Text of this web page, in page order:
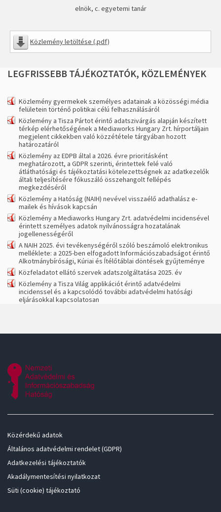
elnök, c. egyetemi tanár
Közlemény letöltése (.pdf)
LEGFRISSEBB TÁJÉKOZTATÓK, KÖZLEMÉNYEK
Közlemény gyermekek személyes adatainak a közösségi média
felületein történő politikai célú felhasználásáról
Közlemény a Tisza Pártot érintő adatszivárgás alapján készített
térkép elérhetőségének a Mediaworks Hungary Zrt. hírportáljain
megjelent cikkekben való közzététele tárgyában hozott
határozatáról
Közlemény az EDPB által a 2026. évre prioritásként
meghatározott, a GDPR szerinti, érintettek felé való
átláthatósági és tájékoztatási kötelezettségnek az adatkezelők
általi teljesítésére fókuszáló összehangolt fellépés
megkezdéséről
Közlemény a Hatóság (NAIH) nevével visszaélő adathalász e-
mailek és hívások kapcsán
Közlemény a Mediaworks Hungary Zrt. adatvédelmi incidensével
érintett személyes adatok nyilvánosságra hozatalának
jogellenességéről
A NAIH 2025. évi tevékenységéről szóló beszámoló elektronikus
melléklete: a 2025-ben elfogadott Információszabadságot érintő
Alkotmánybírósági, Kúriai és Ítélőtáblai döntések gyűjteménye
Közfeladatot ellátó szervek adatszolgáltatása 2025. év
Közlemény a Tisza Világ applikációt érintő adatvédelmi
incidenssel és a kapcsolódó további adatvédelmi hatósági
eljárásokkal kapcsolatosan
Közérdekű adatok
Általános adatvédelmi rendelet (GDPR)
Adatkezelési tájékoztatók
Akadálymentesítési nyilatkozat
Süti (cookie) tájékoztató